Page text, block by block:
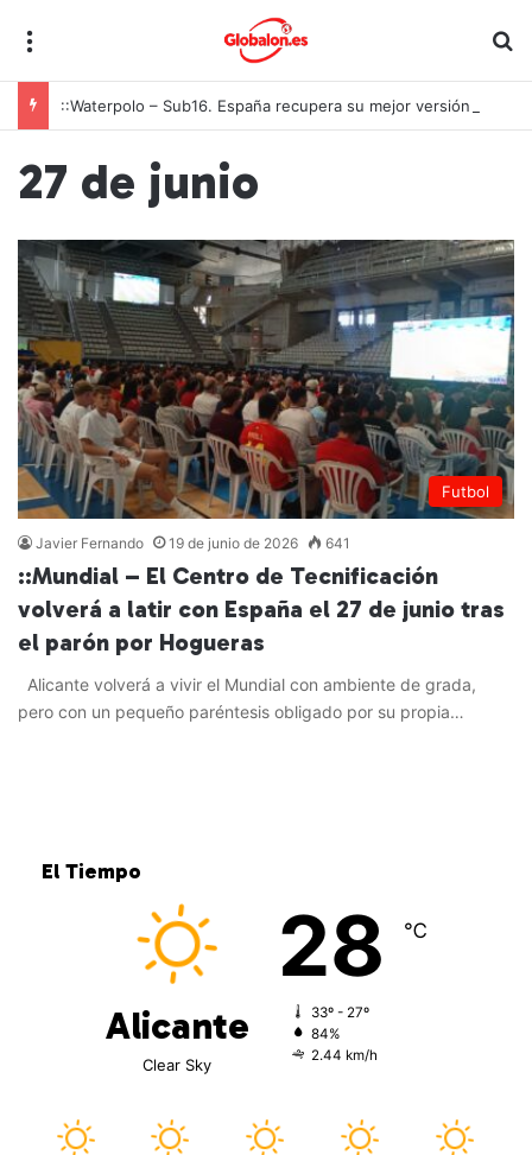
27 de junio
Futbol
Javier Fernando 19 de junio de 2026 641
::Mundial – El Centro de Tecnificación
volverá a latir con España el 27 de junio tras
el parón por Hogueras
Alicante volverá a vivir el Mundial con ambiente de grada,
pero con un pequeño paréntesis obligado por su propia…
El Tiempo
Alicante
Clear Sky
28 ℃
33º - 27º
84%
2.44 km/h